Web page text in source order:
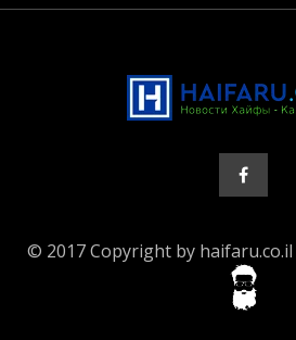
© 2017 Copyright by